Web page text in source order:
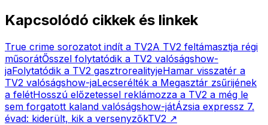
Kapcsolódó cikkek és linkek
True crime sorozatot indít a TV2A TV2 feltámasztja régi
műsorátŐsszel folytatódik a TV2 valóságshow-
jaFolytatódik a TV2 gasztrorealityjeHamar visszatér a
TV2 valóságshow-jaLecserélték a Megasztár zsűrijének
a felétHosszú előzetessel reklámozza a TV2 a még le
sem forgatott kaland valóságshow-játÁzsia expressz 7.
évad: kiderült, kik a versenyzőkTV2 ↗